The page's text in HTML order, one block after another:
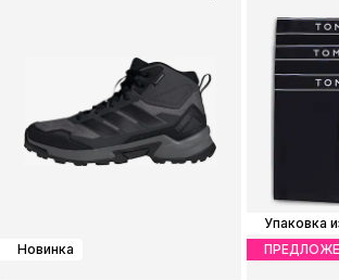
Новинка
Упаковка